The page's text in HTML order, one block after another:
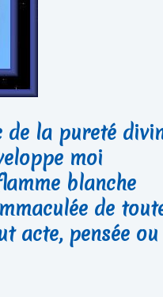
la pureté
moi
blanche
de
acte, pensée